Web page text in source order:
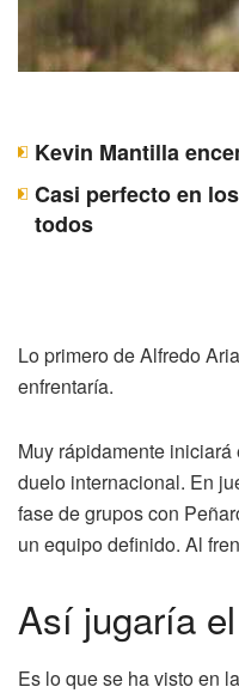
Kevin Mantilla
Casi perfecto en
todos
Lo primero de Alfredo
enfrentaría.
Muy rápidamente
duelo internacional. En
fase de grupos con
un equipo definido. Al
Así jugaría
Es lo que se ha visto en